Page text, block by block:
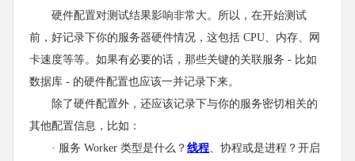
硬件配置对测试结果影响非常大。所以，在开始测试
前，好记录下你的服务器硬件情况，这包括 CPU、内存、网
卡速度等等。如果有必要的话，那些关键的关联服务 - 比如
数据库 - 的硬件配置也应该一并记录下来。
除了硬件配置外，还应该记录下与你的服务密切相关的
其他配置信息，比如：
· 服务 Worker 类型是什么？ 线程、协程或是进程？开启